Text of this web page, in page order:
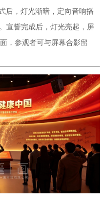
后，灯光渐暗，定向音响播
宣誓完成后，灯光亮起，屏
，参观者可与屏幕合影留